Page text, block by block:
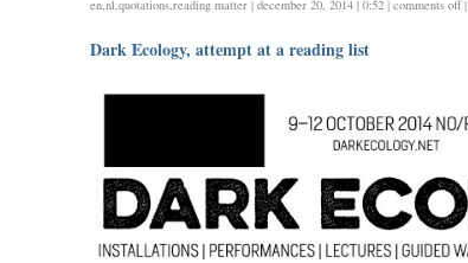
en nl quotations reading matter | december 20, 2014 | 0:52 | comments off|
Dark Ecology, attempt at a reading list